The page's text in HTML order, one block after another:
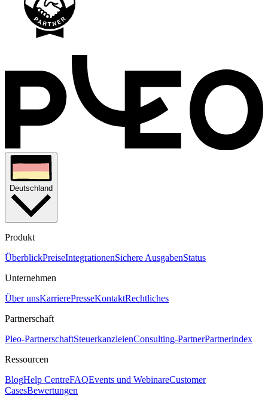
Deutschland
Produkt
ÜberblickPreiseIntegrationenSichere AusgabenStatus
Unternehmen
Über unsKarrierePresseKontaktRechtliches
Partnerschaft
Pleo-PartnerschaftSteuerkanzleienConsulting-PartnerPartnerindex
Ressourcen
BlogHelp CentreFAQEvents und WebinareCustomer
CasesBewertungen